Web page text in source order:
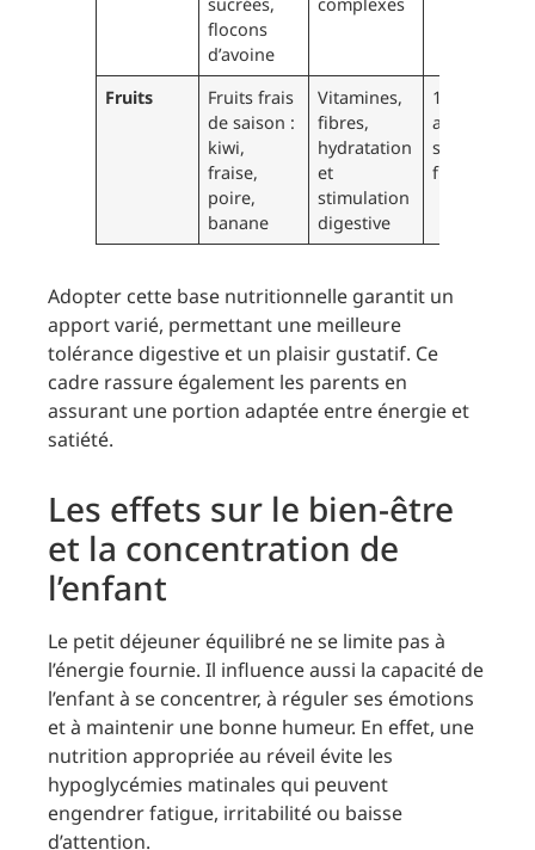
flocons
d’avoine
Fruits
Fruits frais
de saison :
kiwi,
fraise,
poire,
banane
Vitamines,
fibres,
hydratation
et
stimulation
digestive
1 portion
adaptée à
soit un petit
fruit ou 100
Adopter cette base nutritionnelle garantit un
apport varié, permettant une meilleure
tolérance digestive et un plaisir gustatif. Ce
cadre rassure également les parents en
assurant une portion adaptée entre énergie et
satiété.
Les effets sur le bien-être
et la concentration de
l’enfant
Le petit déjeuner équilibré ne se limite pas à
l’énergie fournie. Il influence aussi la capacité de
l’enfant à se concentrer, à réguler ses émotions
et à maintenir une bonne humeur. En effet, une
nutrition appropriée au réveil évite les
hypoglycémies matinales qui peuvent
engendrer fatigue, irritabilité ou baisse
d’attention.